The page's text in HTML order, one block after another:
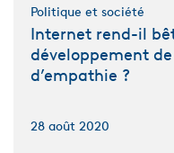
Politique et société
Internet rend-il
développement
d’empathie ?
28 août 2020